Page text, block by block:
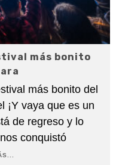
más bonito
más bonito del
¡Y vaya que es un
de regreso y lo
conquistó